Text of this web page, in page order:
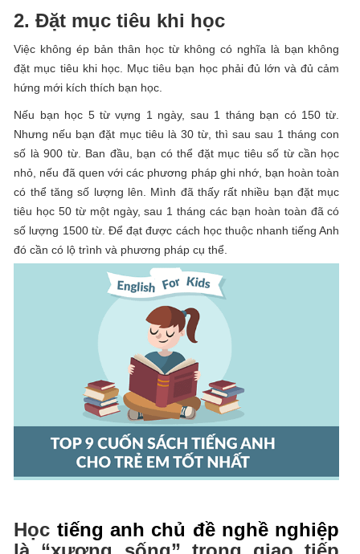
2. Đặt mục tiêu khi học
Việc không ép bản thân học từ không có nghĩa là bạn không
đặt mục tiêu khi học. Mục tiêu bạn học phải đủ lớn và đủ cảm
hứng mới kích thích bạn học.
Nếu bạn học 5 từ vựng 1 ngày, sau 1 tháng bạn có 150 từ.
Nhưng nếu bạn đặt mục tiêu là 30 từ, thì sau sau 1 tháng con
số là 900 từ. Ban đầu, bạn có thể đặt mục tiêu số từ cần học
nhỏ, nếu đã quen với các phương pháp ghi nhớ, bạn hoàn toàn
có thể tăng số lượng lên. Mình đã thấy rất nhiều bạn đặt mục
tiêu học 50 từ một ngày, sau 1 tháng các bạn hoàn toàn đã có
số lượng 1500 từ. Để đạt được cách học thuộc nhanh tiếng Anh
đó cần có lộ trình và phương pháp cụ thể.
Học tiếng anh chủ đề nghề nghiệp